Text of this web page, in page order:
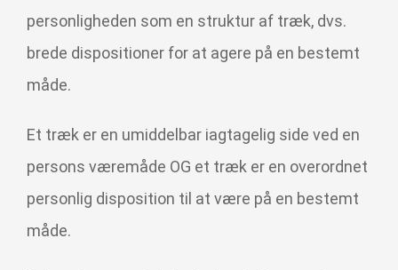
personligheden som en struktur af træk, dvs.
brede dispositioner for at agere på en bestemt
måde.
Et træk er en umiddelbar iagtagelig side ved en
persons væremåde OG et træk er en overordnet
personlig disposition til at være på en bestemt
måde.